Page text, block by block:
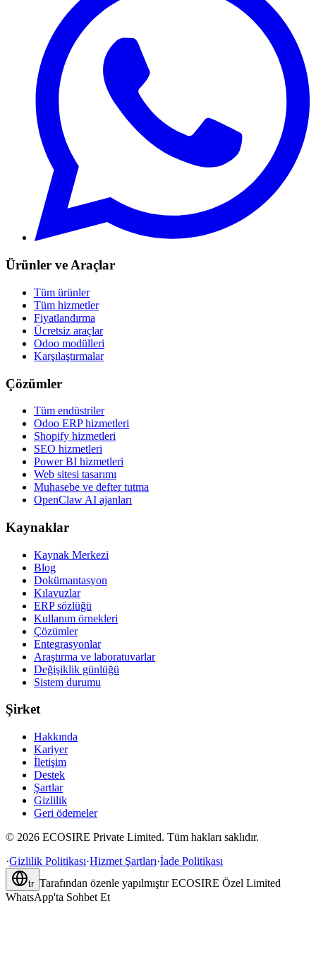
Ürünler ve Araçlar
Tüm ürünler
Tüm hizmetler
Fiyatlandırma
Ücretsiz araçlar
Odoo modülleri
Karşılaştırmalar
Çözümler
Tüm endüstriler
Odoo ERP hizmetleri
Shopify hizmetleri
SEO hizmetleri
Power BI hizmetleri
Web sitesi tasarımı
Muhasebe ve defter tutma
OpenClaw AI ajanları
Kaynaklar
Kaynak Merkezi
Blog
Dokümantasyon
Kılavuzlar
ERP sözlüğü
Kullanım örnekleri
Çözümler
Entegrasyonlar
Araştırma ve laboratuvarlar
Değişiklik günlüğü
Sistem durumu
Şirket
Hakkında
Kariyer
İletişim
Destek
Şartlar
Gizlilik
Geri ödemeler
© 2026 ECOSIRE Private Limited. Tüm hakları saklıdır.
·Gizlilik Politikası·Hizmet Şartları·İade Politikası
tr Tarafından özenle yapılmıştır ECOSIRE Özel Limited
WhatsApp'ta Sohbet Et